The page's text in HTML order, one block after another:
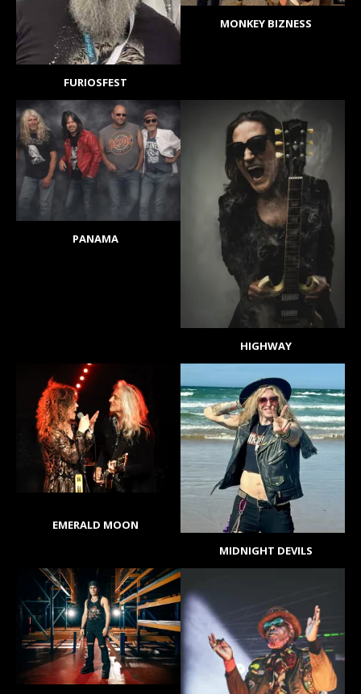
FURIOSFEST
MONKEY BIZNESS
PANAMA
HIGHWAY
EMERALD MOON
MIDNIGHT DEVILS